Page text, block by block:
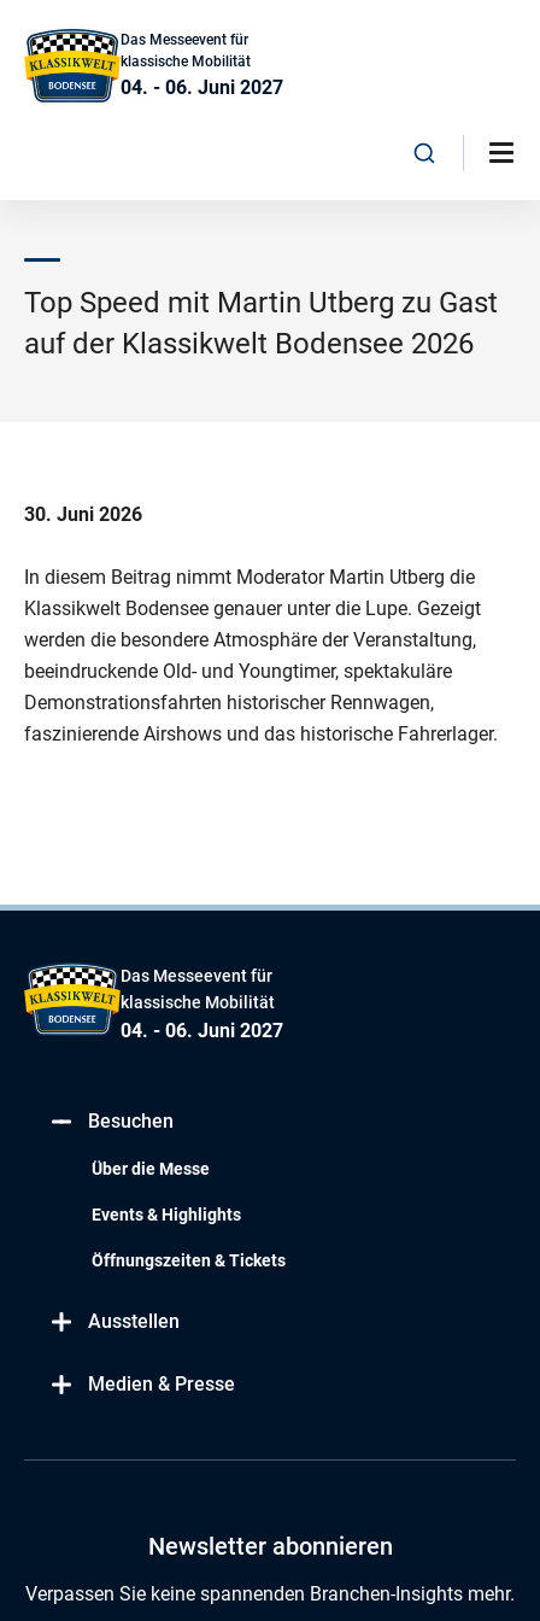
Das Messeevent für
klassische Mobilität
04. - 06. Juni 2027
Top Speed mit Martin Utberg zu Gast
auf der Klassikwelt Bodensee 2026
30. Juni 2026
In diesem Beitrag nimmt Moderator Martin Utberg die
Klassikwelt Bodensee genauer unter die Lupe. Gezeigt
werden die besondere Atmosphäre der Veranstaltung,
beeindruckende Old- und Youngtimer, spektakuläre
Demonstrationsfahrten historischer Rennwagen,
faszinierende Airshows und das historische Fahrerlager.
Das Messeevent für
klassische Mobilität
04. - 06. Juni 2027
Besuchen
Über die Messe
Events & Highlights
Öffnungszeiten & Tickets
Ausstellen
Medien & Presse
Newsletter abonnieren
Verpassen Sie keine spannenden Branchen-Insights mehr.